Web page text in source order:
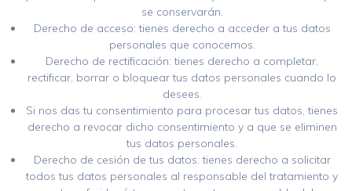
se conservarán.
Derecho de acceso: tienes derecho a acceder a tus datos
personales que conocemos.
Derecho de rectificación: tienes derecho a completar,
rectificar, borrar o bloquear tus datos personales cuando lo
desees.
Si nos das tu consentimiento para procesar tus datos, tienes
derecho a revocar dicho consentimiento y a que se eliminen
tus datos personales.
Derecho de cesión de tus datos: tienes derecho a solicitar
todos tus datos personales al responsable del tratamiento y